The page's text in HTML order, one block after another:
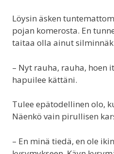
Löysin äsken
pojan komerosta. En
taitaa olla ainut
– Nyt rauha, rauha, hoen
hapuilee kättäni.
Tulee epätodellinen olo,
Näenkö vain pirullisen
– En minä tiedä, en ole